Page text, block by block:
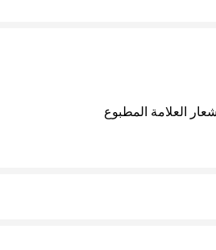
العلامة المطبوع